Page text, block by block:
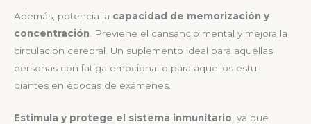
Además, potencia la capacidad de memorización y
concentración . Previene el cansancio mental y mejora la
circulación cerebral. Un suplemento ideal para aquellas
personas con fatiga emocional o para aquellos estu-
diantes en épocas de exámenes.
Estimula y protege el sistema inmunitario , ya que